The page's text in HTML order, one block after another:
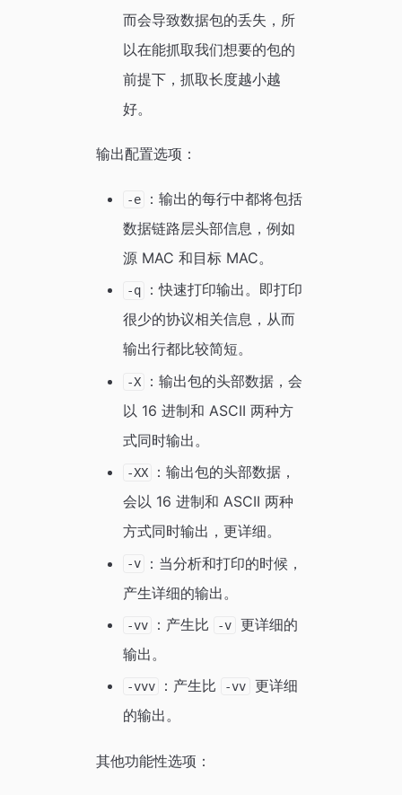
而会导致数据包的丢失，所
以在能抓取我们想要的包的
前提下，抓取长度越小越
好。
输出配置选项：
-e
：输出的每行中都将包括
数据链路层头部信息，例如
源 MAC 和目标 MAC。
-q
：快速打印输出。即打印
很少的协议相关信息，从而
输出行都比较简短。
-X
：输出包的头部数据，会
以 16 进制和 ASCII 两种方
式同时输出。
-XX
：输出包的头部数据，
会以 16 进制和 ASCII 两种
方式同时输出，更详细。
-v
：当分析和打印的时候，
产生详细的输出。
-vv ：产生比 -v
更详细的
输出。
-vvv ：产生比 -vv
更详细
的输出。
其他功能性选项：